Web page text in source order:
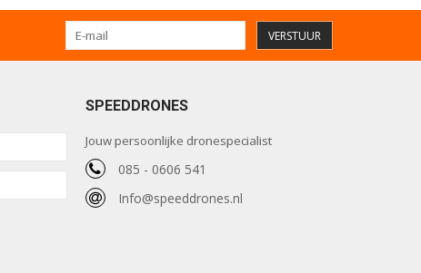
VERSTUUR
SPEEDDRONES
Jouw persoonlijke dronespecialist
085 - 0606 541
Info@speeddrones.nl